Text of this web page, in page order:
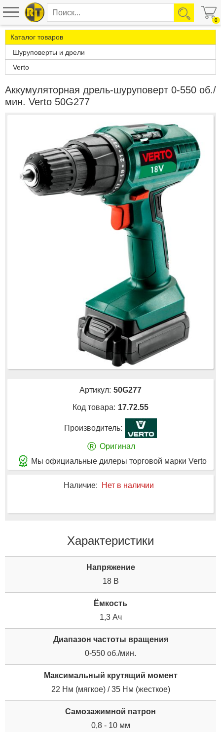
0
Каталог товаров
Шуруповерты и дрели
Verto
Аккумуляторная дрель-шуруповерт 0-550 об./
мин. Verto 50G277
Артикул: 50G277
Код товара: 17.72.55
Производитель:
® Оригинал
Мы официальные дилеры торговой марки Verto
Наличие: Нет в наличии
Характеристики
Напряжение
18 В
Ёмкость
1,3 Ач
Диапазон частоты вращения
0-550 об./мин.
Максимальный крутящий момент
22 Нм (мягкое) / 35 Нм (жесткое)
Самозажимной патрон
0,8 - 10 мм